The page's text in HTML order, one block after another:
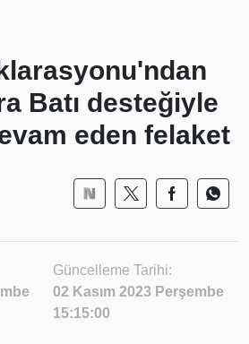
Batı desteğiyle
eden felaket
Güncelleme Tarihi:
02 Kasım 2023 Perşembe
15:15:00